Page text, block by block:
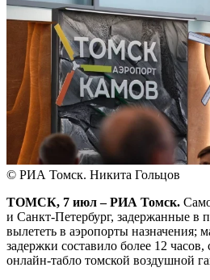
© РИА Томск. Никита Гольцов
ТОМСК, 7 июл – РИА Томск.
и Санкт-Петербург, задержанные в
вылететь в аэропорты назначения;
задержки составило более 12
онлайн-табло томской воздушной